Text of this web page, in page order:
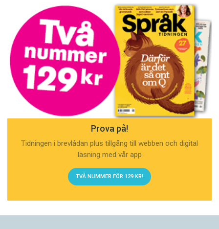
Prova på!
Tidningen i brevlådan plus tillgång till webben och digital
läsning med vår app
TVÅ NUMMER FÖR 129 KR!